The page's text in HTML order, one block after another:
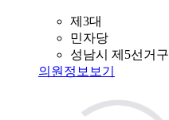
제3대
민자당
성남시 제5선거구
의원정보보기